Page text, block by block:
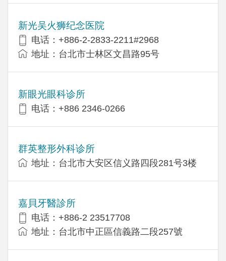
新光吴火狮纪念医院
电话：+886-2-2833-2211#2968
地址：台北市士林区文昌路95号
新眼光眼科诊所
电话：+886 2346-0266
群英整形外科诊所
地址：台北市大安区信义路四段281号3楼
嘉貝牙醫診所
电话：+886-2 23517708
地址：台北市中正區信義路二段257號